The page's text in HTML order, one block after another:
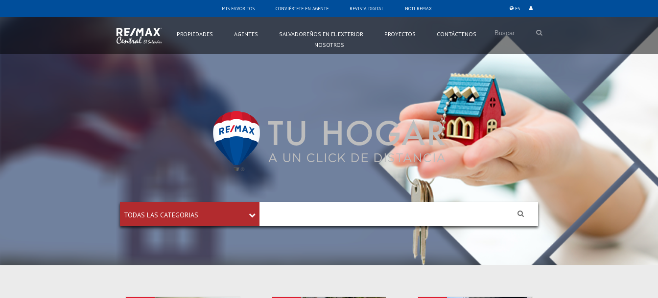
ES
MIS FAVORITOS CONVIÉRTETE EN AGENTE REVISTA DIGITAL NOTI REMAX
PROPIEDADES AGENTES SALVADOREÑOS EN EL EXTERIOR PROYECTOS
CONTÁCTENOS
NOSOTROS
Buscar
TODAS LAS CATEGORIAS